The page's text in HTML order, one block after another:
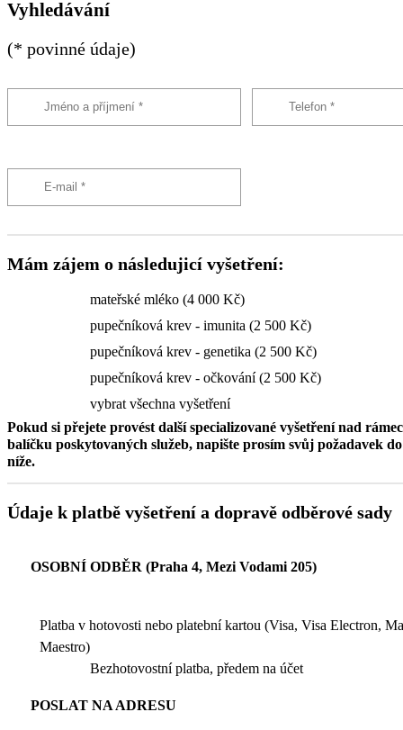
Vyhledávání
(* povinné údaje)
Mám zájem o následujicí vyšetření:
mateřské mléko (4 000 Kč)
pupečníková krev - imunita (2 500 Kč)
pupečníková krev - genetika (2 500 Kč)
pupečníková krev - očkování (2 500 Kč)
vybrat všechna vyšetření
Pokud si přejete provést další specializované vyšetření nad
balíčku poskytovaných služeb, napište prosím svůj požadavek
níže.
Údaje k platbě vyšetření a dopravě odběrové sady
OSOBNÍ ODBĚR (Praha 4, Mezi Vodami 205)
Platba v hotovosti nebo platební kartou (Visa, Visa Electron,
Maestro)
Bezhotovostní platba, předem na účet
POSLAT NA ADRESU